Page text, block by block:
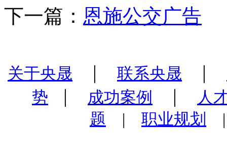
下一篇： 恩施公交广告
关于央晟 | 联系央晟 |
势
| 成功案例 |
人
题 | 职业规划